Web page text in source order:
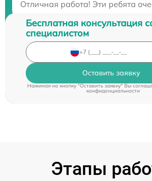
Отличная работа! Эти ребята
Бесплатная консультация
специалистом
Оставить заявку
Нажимая на кнопку "Оставить заявку" Вы
конфиденциальности
Этапы